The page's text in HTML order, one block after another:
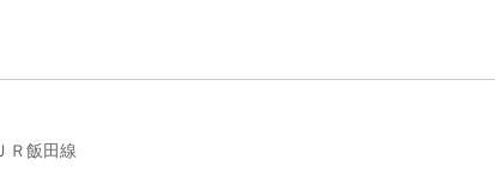
ＪＲ飯田線